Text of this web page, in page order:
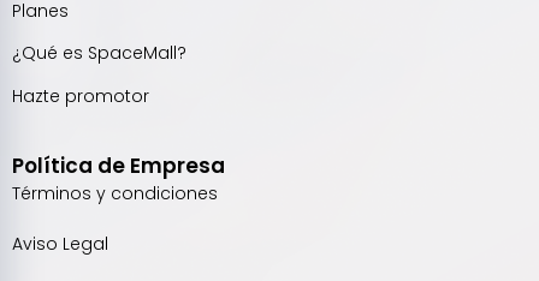
Planes
¿Qué es SpaceMall?
Hazte promotor
Política de Empresa
Términos y condiciones
Aviso Legal